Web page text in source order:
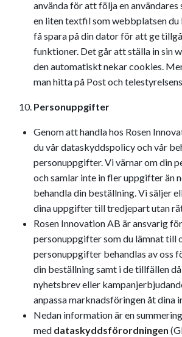
använda för att följa en användares
en liten textfil som webbplatsen
få spara på din dator för att ge
funktioner. Det går att ställa in sin
den automatiskt nekar cookies.
man hitta på Post och
Personuppgifter
Genom att handla hos Rosen
du vår dataskyddspolicy och vår
personuppgifter. Vi värnar om din
och samlar inte in fler uppgifter än
behandla din beställning. Vi säljer
dina uppgifter till tredjepart utan
Rosen Innovation AB är ansvarig
personuppgifter som du lämnat till
personuppgifter behandlas av oss
din beställning samt i de tillfällen
nyhetsbrev eller
anpassa marknadsföringen åt dina
Nedan information är en
med dataskyddsförordningen